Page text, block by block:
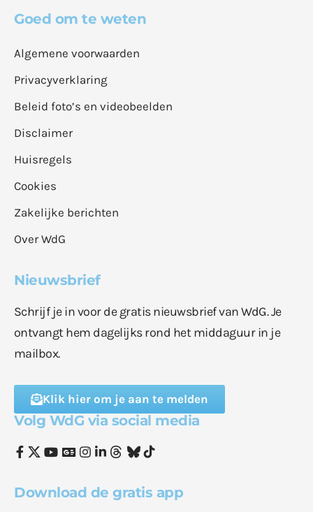
Goed om te weten
Algemene voorwaarden
Privacyverklaring
Beleid foto’s en videobeelden
Disclaimer
Huisregels
Cookies
Zakelijke berichten
Over WdG
Nieuwsbrief
Schrijf je in voor de gratis nieuwsbrief van WdG. Je
ontvangt hem dagelijks rond het middaguur in je
mailbox.
Klik hier om je aan te melden
Volg WdG via social media
Download de gratis app